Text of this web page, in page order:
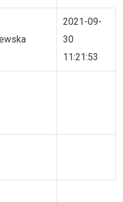
2021-09-
30
11:21:53